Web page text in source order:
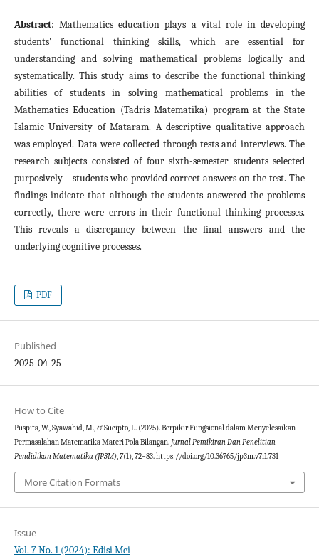
Abstract: Mathematics education plays a vital role in developing
students' functional thinking skills, which are essential for
understanding and solving mathematical problems logically and
systematically. This study aims to describe the functional thinking
abilities of students in solving mathematical problems in the
Mathematics Education (Tadris Matematika) program at the State
Islamic University of Mataram. A descriptive qualitative approach
was employed. Data were collected through tests and interviews. The
research subjects consisted of four sixth-semester students selected
purposively—students who provided correct answers on the test. The
findings indicate that although the students answered the problems
correctly, there were errors in their functional thinking processes.
This reveals a discrepancy between the final answers and the
underlying cognitive processes.
PDF
Published
2025-04-25
How to Cite
Puspita, W., Syawahid, M., & Sucipto, L. (2025). Berpikir Fungsional dalam Menyelesaikan
Permasalahan Matematika Materi Pola Bilangan. Jurnal Pemikiran Dan Penelitian
Pendidikan Matematika (JP3M),7(1), 72–83. https://doi.org/10.36765/jp3m.v7i1.731
More Citation Formats
Issue
Vol. 7 No. 1 (2024): Edisi Mei